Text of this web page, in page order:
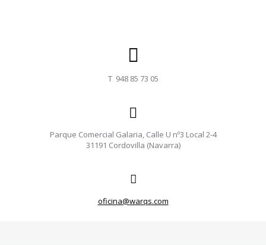
T 948 85 73 05
Parque Comercial Galaria, Calle U nº3 Local 2-4
31191 Cordovilla (Navarra)
oficina@warqs.com